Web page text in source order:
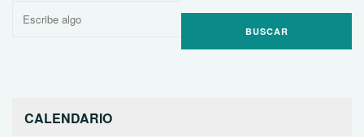
Buscar
CALENDARIO